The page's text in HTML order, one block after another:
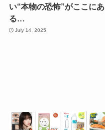
い“本物の恐怖”がここにあ
る…
July 14, 2025